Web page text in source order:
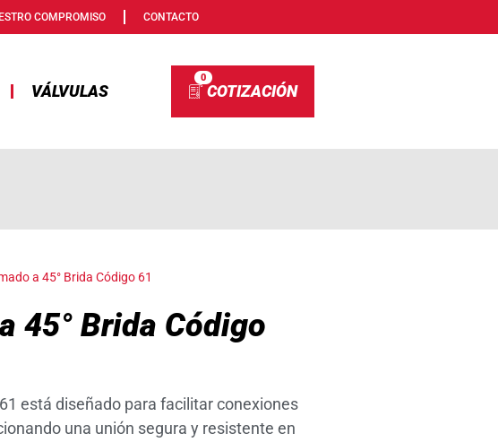
COMPROMISO CONTACTO
VÁLVULAS
0
a 45° Brida Código 61
45° Brida Código
está diseñado para facilitar conexiones
una unión segura y resistente en